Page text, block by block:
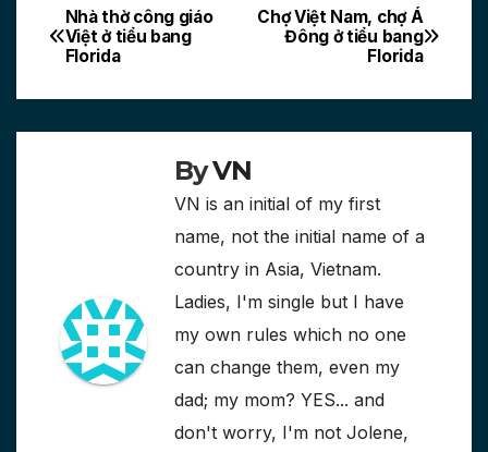
Post
navigation
Chợ Việt Nam, chợ Á
Đông ở tiểu bang
Florida
Nhà thờ công giáo
Việt ở tiểu bang
Florida
ByVN
VN is an initial of my first
name, not the initial name of a
country in Asia, Vietnam.
Ladies, I'm single but I have
my own rules which no one
can change them, even my
dad; my mom? YES... and
don't worry, I'm not Jolene,